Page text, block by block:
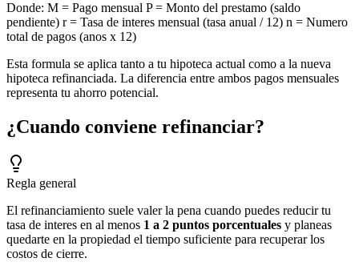
Donde: M = Pago mensual P = Monto del prestamo (saldo
pendiente) r = Tasa de interes mensual (tasa anual / 12) n = Numero
total de pagos (anos x 12)
Esta formula se aplica tanto a tu hipoteca actual como a la nueva
hipoteca refinanciada. La diferencia entre ambos pagos mensuales
representa tu ahorro potencial.
¿Cuando conviene refinanciar?
Regla general
El refinanciamiento suele valer la pena cuando puedes reducir tu
tasa de interes en al menos 1 a 2 puntos porcentuales y planeas
quedarte en la propiedad el tiempo suficiente para recuperar los
costos de cierre.